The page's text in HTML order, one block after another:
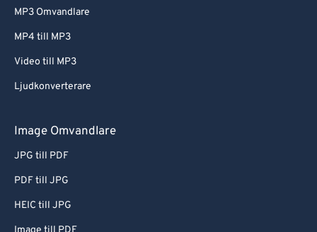
MP3 Omvandlare
MP4 till MP3
Video till MP3
Ljudkonverterare
Image Omvandlare
JPG till PDF
PDF till JPG
HEIC till JPG